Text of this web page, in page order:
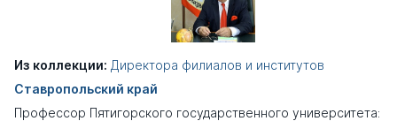
Из коллекции: Директора филиалов и институтов
Ставропольский край
Профессор Пятигорского государственного университета: